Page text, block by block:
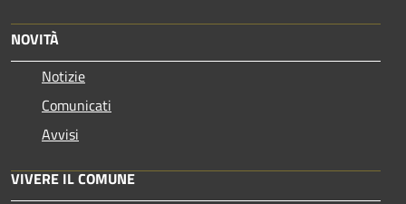
NOVITÀ
Notizie
Comunicati
Avvisi
VIVERE IL COMUNE